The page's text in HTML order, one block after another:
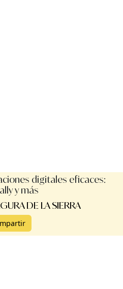
digitales eficaces:
y más
DE LA SIERRA